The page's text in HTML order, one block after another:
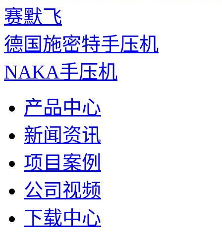
赛默飞
德国施密特手压机
NAKA手压机
产品中心
新闻资讯
项目案例
公司视频
下载中心